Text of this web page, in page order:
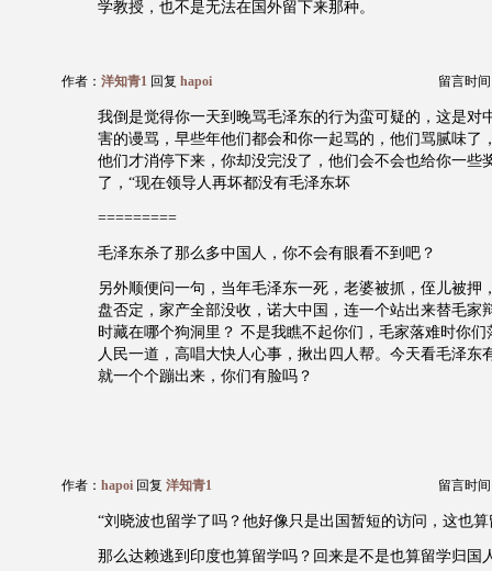
学教授，也不是无法在国外留下来那种。
作者： 洋知青1 回复 hapoi 留言时间
我倒是觉得你一天到晚骂毛泽东的行为蛮可疑的，这是对
害的谩骂，早些年他们都会和你一起骂的，他们骂腻味了
他们才消停下来，你却没完没了，他们会不会也给你一些
了，“现在领导人再坏都没有毛泽东坏
=========
毛泽东杀了那么多中国人，你不会有眼看不到吧？
另外顺便问一句，当年毛泽东一死，老婆被抓，侄儿被押
盘否定，家产全部没收，诺大中国，连一个站出来替毛家
时藏在哪个狗洞里？ 不是我瞧不起你们，毛家落难时你
人民一道，高唱大快人心事，揪出四人帮。今天看毛泽东
就一个个蹦出来，你们有脸吗？
作者： hapoi 回复 洋知青1 留言时间
“刘晓波也留学了吗？他好像只是出国暂短的访问，这也
那么达赖逃到印度也算留学吗？回来是不是也算留学归国